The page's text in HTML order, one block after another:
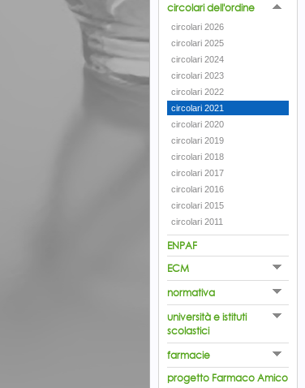
circolari dell'ordine
circolari 2026
circolari 2025
circolari 2024
circolari 2023
circolari 2022
circolari 2021
circolari 2020
circolari 2019
circolari 2018
circolari 2017
circolari 2016
circolari 2015
circolari 2011
ENPAF
ECM
normativa
università e istituti
scolastici
farmacie
progetto Farmaco Amico